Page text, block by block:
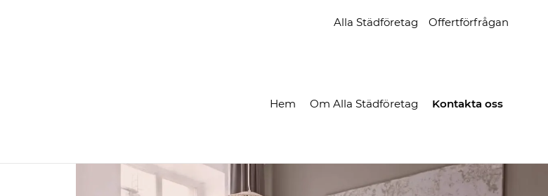
Alla Städföretag Offertförfrågan
Hem Om Alla Städföretag Kontakta oss